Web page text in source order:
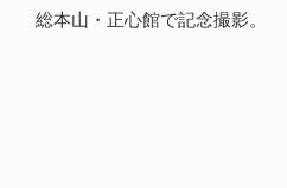
総本山・正心館で記念撮影。